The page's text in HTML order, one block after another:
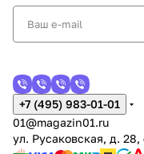
+7 (495) 983-01-01
01@magazin01.ru
ул. Русаковская, д. 28,